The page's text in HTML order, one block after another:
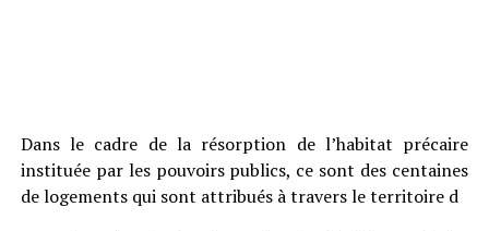
Dans le cadre de la résorption de l’habitat précaire
instituée par les pouvoirs publics, ce sont des centaines
de logements qui sont attribués à travers le territoire d